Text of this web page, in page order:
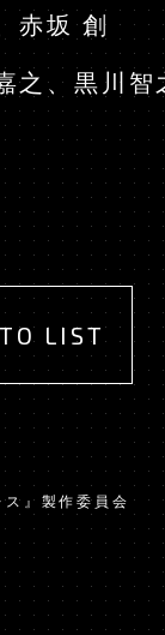
赤坂 創
之、黒川智
LIST
』製作委員会